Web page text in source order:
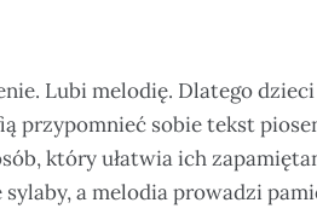
Lubi melodię. Dlatego
przypomnieć sobie tekst
który ułatwia ich
a melodia prowadzi